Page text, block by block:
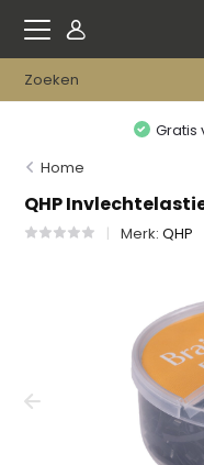
Gratis
Home
QHP
Merk:QHP